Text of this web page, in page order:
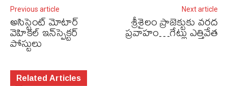
Previous article
అసిస్టెంట్‌ మోటార్‌
వెహికల్‌ ఇన్‌స్పెక్టర్‌
పోస్టులు
Next article
శ్రీశైలం ప్రాజెక్టుకు వరద
ప్రవాహం…గేట్లు ఎత్తివేత
Related Articles